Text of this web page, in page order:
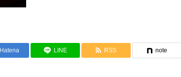
Hatena LINE RSS note